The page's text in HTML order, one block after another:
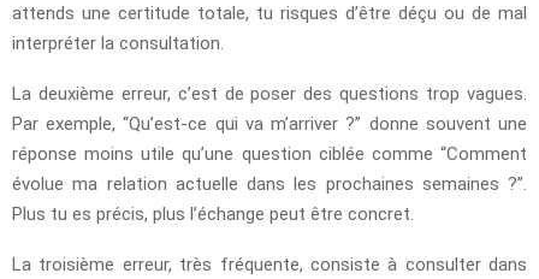
attends une certitude totale, tu risques d’être déçu ou de mal
interpréter la consultation.
La deuxième erreur, c’est de poser des questions trop vagues.
Par exemple, “Qu’est-ce qui va m’arriver ?” donne souvent une
réponse moins utile qu’une question ciblée comme “Comment
évolue ma relation actuelle dans les prochaines semaines ?”.
Plus tu es précis, plus l’échange peut être concret.
La troisième erreur, très fréquente, consiste à consulter dans